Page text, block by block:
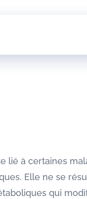
à certaines
Elle ne se
qui